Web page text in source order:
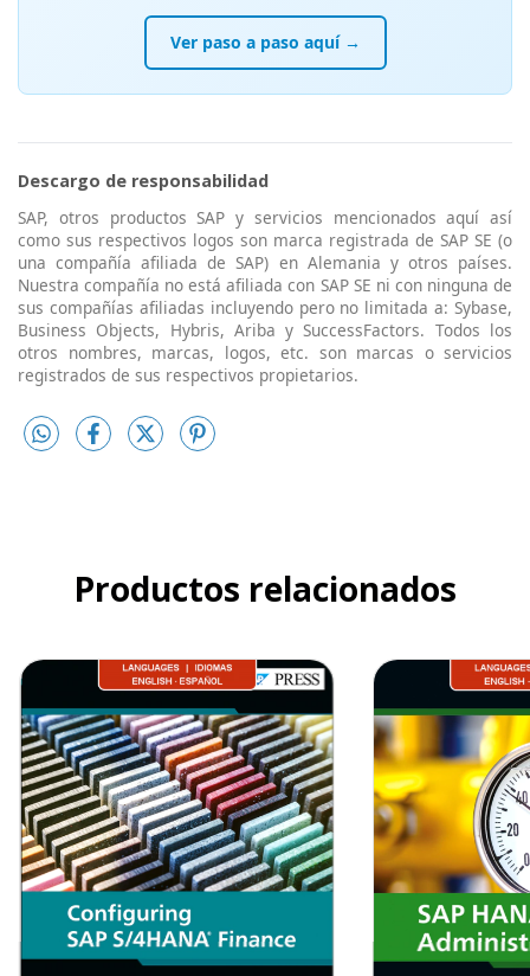
Ver paso a paso aquí →
Descargo de responsabilidad
SAP, otros productos SAP y servicios mencionados aquí así
como sus respectivos logos son marca registrada de SAP SE (o
una compañía afiliada de SAP) en Alemania y otros países.
Nuestra compañía no está afiliada con SAP SE ni con ninguna de
sus compañías afiliadas incluyendo pero no limitada a: Sybase,
Business Objects, Hybris, Ariba y SuccessFactors. Todos los
otros nombres, marcas, logos, etc. son marcas o servicios
registrados de sus respectivos propietarios.
Productos relacionados